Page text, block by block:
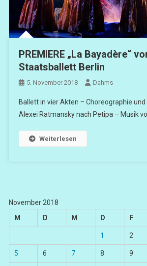
PREMIERE „La Bayadère“
Staatsballett Berlin
5. November 2018 Dahms
Ballett in vier Akten – Choreographie
Alexei Ratmansky nach Petipa – Musik
Weiterlesen
November 2018
M
D M D F
1 2
5 6 7 8 9